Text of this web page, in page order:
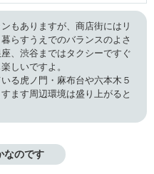
もありますが、商店街にはリ
らすうえでのバランスのよさ
、渋谷まではタクシーですぐ
しいですよ。
る虎ノ門・麻布台や六本木５
ます周辺環境は盛り上がると
なのです